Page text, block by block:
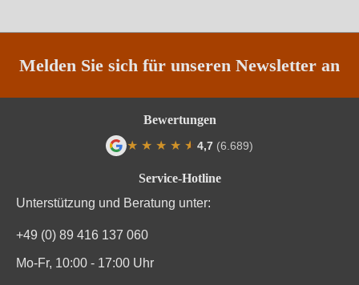
Nährwertangaben
Durchschnittliche nährwertangaben
Melden Sie sich für unseren Newsletter an
Service-Hotline
Unterstützung und Beratung unter:
+49 (0) 89 416 137 060
Mo-Fr, 10:00 - 17:00 Uhr
Bewertungen
★ ★ ★ ★ ★
★ 4,7 (6.689)